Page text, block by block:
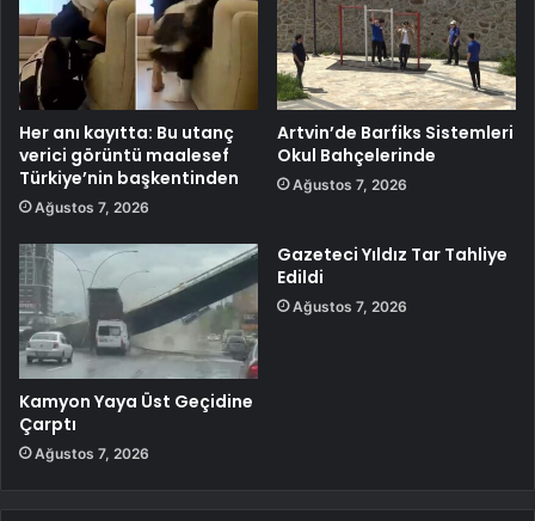
Her anı kayıtta: Bu utanç
verici görüntü maalesef
Türkiye’nin başkentinden
Ağustos 7, 2026
Artvin’de Barfiks Sistemleri
Okul Bahçelerinde
Ağustos 7, 2026
Kamyon Yaya Üst Geçidine
Çarptı
Ağustos 7, 2026
Gazeteci Yıldız Tar Tahliye
Edildi
Ağustos 7, 2026